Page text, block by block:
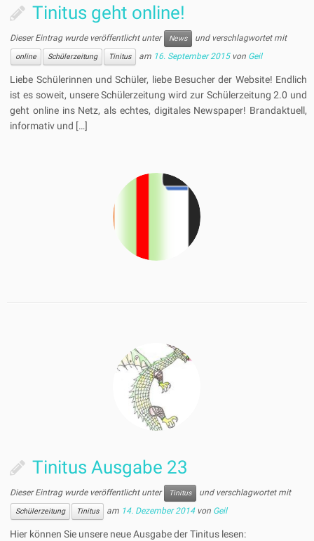
Tinitus geht online!
Dieser Eintrag wurde veröffentlicht unter News und verschlagwortet mit
online Schülerzeitung Tinitus am 16. September 2015 von Geil
Liebe Schülerinnen und Schüler, liebe Besucher der Website! Endlich
ist es soweit, unsere Schülerzeitung wird zur Schülerzeitung 2.0 und
geht online ins Netz, als echtes, digitales Newspaper! Brandaktuell,
informativ und […]
Tinitus Ausgabe 23
Dieser Eintrag wurde veröffentlicht unter Tinitus und verschlagwortet mit
Schülerzeitung Tinitus am 14. Dezember 2014 von Geil
Hier können Sie unsere neue Ausgabe der Tinitus lesen: